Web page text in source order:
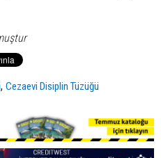
,Cezaevi Disiplin Tüzüğü